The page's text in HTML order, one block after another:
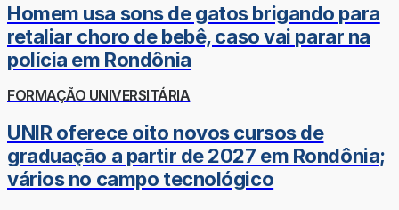
Homem usa sons de gatos brigando para
retaliar choro de bebê, caso vai parar na
polícia em Rondônia
FORMAÇÃO UNIVERSITÁRIA
UNIR oferece oito novos cursos de
graduação a partir de 2027 em Rondônia;
vários no campo tecnológico